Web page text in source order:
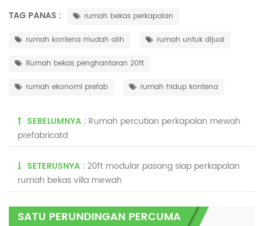
TAG PANAS : rumah bekas perkapalan
rumah kontena mudah alih rumah untuk dijual
Rumah bekas penghantaran 20ft
rumah ekonomi prefab rumah hidup kontena
SEBELUMNYA : Rumah percutian perkapalan mewah
prefabricatd
SETERUSNYA :20ft modular pasang siap perkapalan
rumah bekas villa mewah
SATU PERUNDINGAN PERCUMA